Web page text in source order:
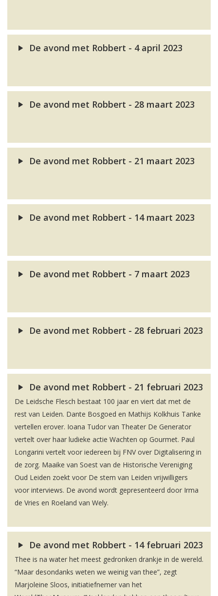
De avond met Robbert - 4 april 2023
De avond met Robbert - 28 maart 2023
De avond met Robbert - 21 maart 2023
De avond met Robbert - 14 maart 2023
De avond met Robbert - 7 maart 2023
De avond met Robbert - 28 februari 2023
De avond met Robbert - 21 februari 2023
De Leidsche Flesch bestaat 100 jaar en viert dat met de
rest van Leiden. Dante Bosgoed en Mathijs Kolkhuis Tanke
vertellen erover. Ioana Tudor van Theater De Generator
vertelt over haar ludieke actie Wachten op Gourmet. Paul
Longarini vertelt voor iedereen bij FNV over Digitalisering in
de zorg. Maaike van Soest van de Historische Vereniging
Oud Leiden zoekt voor De stem van Leiden vrijwilligers
voor interviews. De avond wordt gepresenteerd door Irma
de Vries en Roeland van Wely.
De avond met Robbert - 14 februari 2023
Thee is na water het meest gedronken drankje in de wereld.
“Maar desondanks weten we weinig van thee”, zegt
Marjoleine Sloos, initiatiefnemer van het